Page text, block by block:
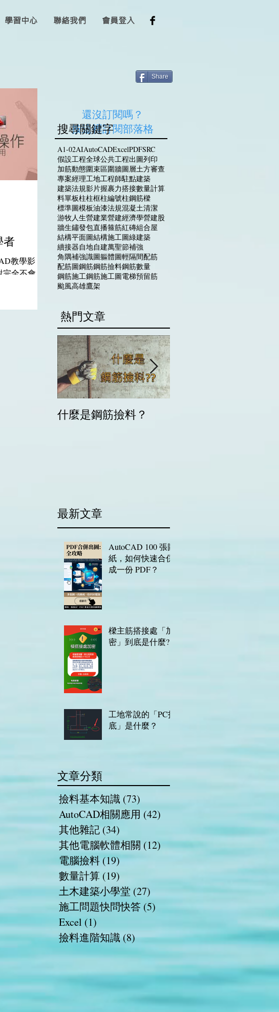
學習中心 聯絡我們 會員登入
Share
者
教學影
完全不會
還沒訂閱嗎？
​按這裡訂閱部落格
搜尋關鍵字
A1-02AIAutoCADExcelPDFSRC
假設工程全球公共工程出圖列印
加筋動態圍束區圍牆圖層土方審查
專案經理工地工程師駐點建築
建築法規影片握裹力搭接數量計算
料單板柱柱框柱編號柱鋼筋樑
標準圖模板油漆法規混凝土清潔
游牧人生營建業營建經濟學營建股
牆生鏽發包直播箍筋紅磚組合屋
結構平面圖結構施工圖綠建築
續接器自地自建萬聖節補強
角隅補強識圖軀體圖輕隔間配筋
配筋圖鋼筋鋼筋撿料鋼筋數量
鋼筋施工鋼筋施工圖電梯預留筋
颱風高雄鷹架
​熱門文章
什麼是鋼筋撿料？
​最新文章
AutoCAD 100 張圖
紙，如何快速合併
成一份 PDF？
樑主筋搭接處「加
密」到底是什麼?
工地常說的「PC打
底」是什麼？
文章分類
撿料基本知識 (73)
AutoCAD相關應用 (42)
其他雜記(34)
其他電腦軟體相關 (12) 12 篇文章
電腦撿料(19)19 篇文章
數量計算 (19)
土木建築小學堂 (27) 27 篇文章
施工問題快問快答 (5) 5 篇文章
Excel (1)
撿料進階知識(8)8 篇文章